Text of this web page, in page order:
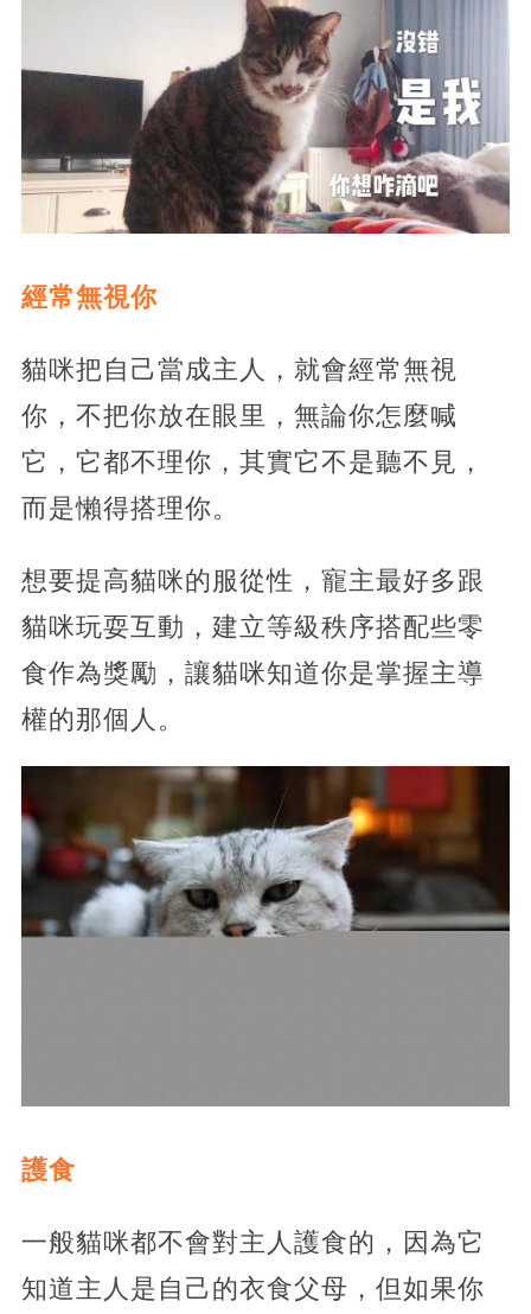
經常無視你
貓咪把自己當成主人，就會經常無視
你，不把你放在眼里，無論你怎麼喊
它，它都不理你，其實它不是聽不見，
而是懶得搭理你。
想要提高貓咪的服從性，寵主最好多跟
貓咪玩耍互動，建立等級秩序搭配些零
食作為獎勵，讓貓咪知道你是掌握主導
權的那個人。
護食
一般貓咪都不會對主人護食的，因為它
知道主人是自己的衣食父母，但如果你